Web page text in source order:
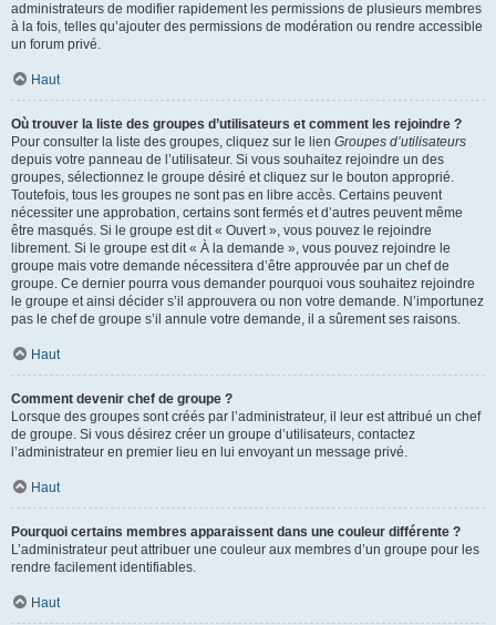
administrateurs de modifier rapidement les permissions de plusieurs membres
à la fois, telles qu’ajouter des permissions de modération ou rendre accessible
un forum privé.
Haut
Où trouver la liste des groupes d’utilisateurs et comment les rejoindre ?
Pour consulter la liste des groupes, cliquez sur le lien Groupes d’utilisateurs
depuis votre panneau de l’utilisateur. Si vous souhaitez rejoindre un des
groupes, sélectionnez le groupe désiré et cliquez sur le bouton approprié.
Toutefois, tous les groupes ne sont pas en libre accès. Certains peuvent
nécessiter une approbation, certains sont fermés et d’autres peuvent même
être masqués. Si le groupe est dit « Ouvert », vous pouvez le rejoindre
librement. Si le groupe est dit « À la demande », vous pouvez rejoindre le
groupe mais votre demande nécessitera d’être approuvée par un chef de
groupe. Ce dernier pourra vous demander pourquoi vous souhaitez rejoindre
le groupe et ainsi décider s’il approuvera ou non votre demande. N’importunez
pas le chef de groupe s’il annule votre demande, il a sûrement ses raisons.
Haut
Comment devenir chef de groupe ?
Lorsque des groupes sont créés par l’administrateur, il leur est attribué un chef
de groupe. Si vous désirez créer un groupe d’utilisateurs, contactez
l’administrateur en premier lieu en lui envoyant un message privé.
Haut
Pourquoi certains membres apparaissent dans une couleur différente ?
L’administrateur peut attribuer une couleur aux membres d’un groupe pour les
rendre facilement identifiables.
Haut